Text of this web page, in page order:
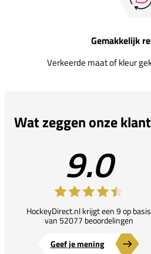
Gemakkelijk
Verkeerde maat of kleur
Wat zeggen onze
9.0
HockeyDirect.nl krijgt een 9 op basis
van 52077 beoordelingen
Geef je mening